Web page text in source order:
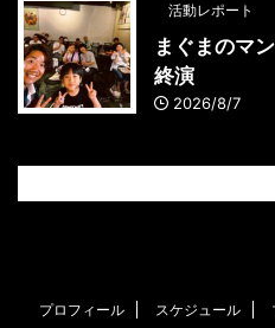
活動レポート
まぐまのマ
終演
2026/8/7
プロフィール スケジュール